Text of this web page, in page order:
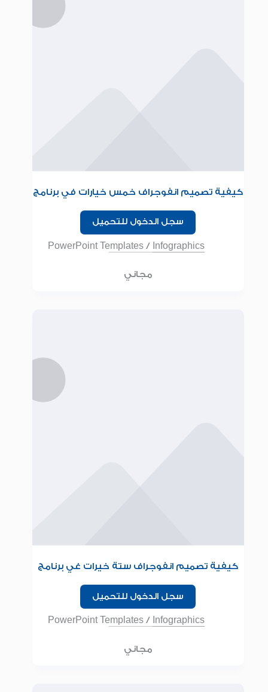
كيفية تصميم انفوجراف خمس خيارات في برنامج
سجل الدخول للتحميل
PowerPoint Templates/ Infographics
مجاني
كيفية تصميم انفوجراف ستة خيرات غي برنامج
سجل الدخول للتحميل
PowerPoint Templates/ Infographics
مجاني